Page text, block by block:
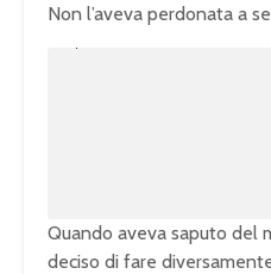
Non l’aveva perdonata a
Quando aveva saputo del
deciso di fare